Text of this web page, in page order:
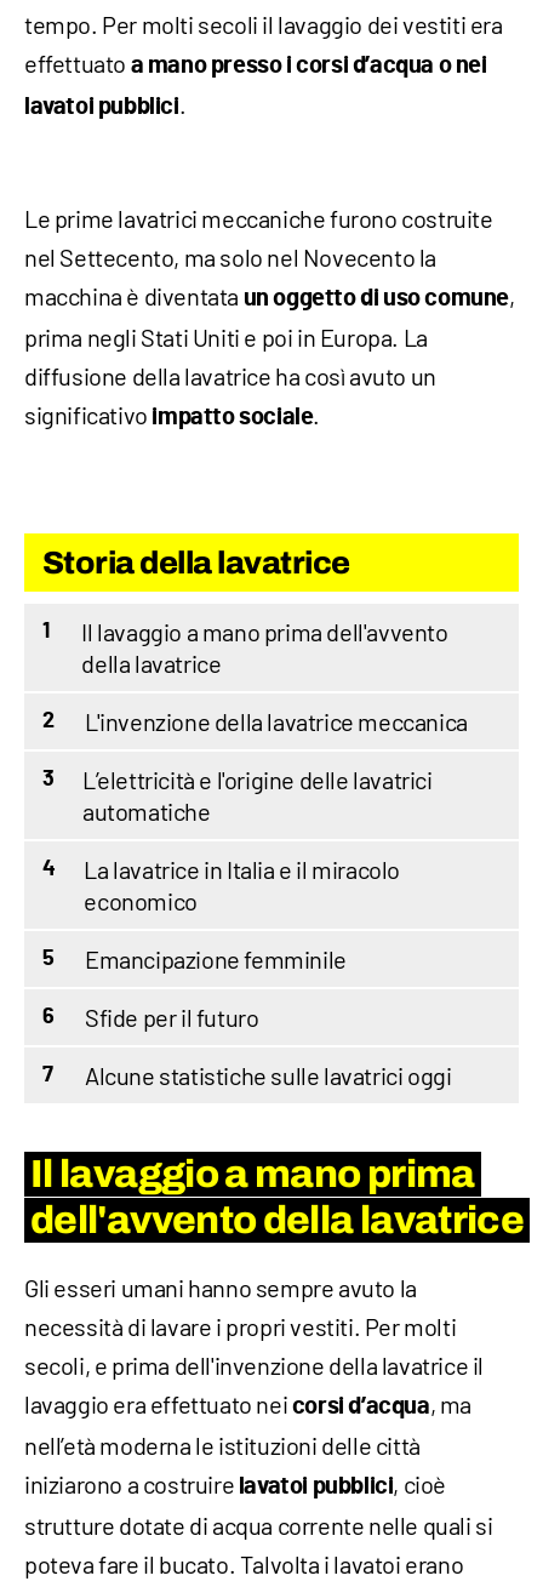
tempo. Per molti secoli il lavaggio dei vestiti era
effettuato a mano presso i corsi d’acqua o nei
lavatoi pubblici.
Le prime lavatrici meccaniche furono costruite
nel Settecento, ma solo nel Novecento la
macchina è diventata un oggetto di uso comune,
prima negli Stati Uniti e poi in Europa. La
diffusione della lavatrice ha così avuto un
significativo impatto sociale.
Storia della lavatrice
1
Il lavaggio a mano prima dell'avvento
della lavatrice
2 L'invenzione della lavatrice meccanica
3
L’elettricità e l'origine delle lavatrici
automatiche
4
La lavatrice in Italia e il miracolo
economico
5 Emancipazione femminile
6 Sfide per il futuro
7 Alcune statistiche sulle lavatrici oggi
Il lavaggio a mano prima
dell'avvento della lavatrice
Gli esseri umani hanno sempre avuto la
necessità di lavare i propri vestiti. Per molti
secoli, e prima dell'invenzione della lavatrice il
lavaggio era effettuato nei corsi d’acqua, ma
nell’età moderna le istituzioni delle città
iniziarono a costruire lavatoi pubblici, cioè
strutture dotate di acqua corrente nelle quali si
poteva fare il bucato. Talvolta i lavatoi erano